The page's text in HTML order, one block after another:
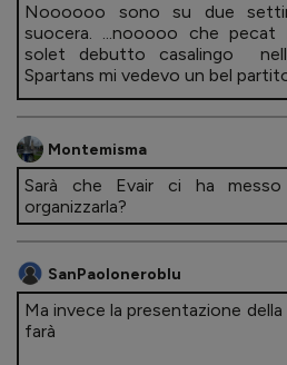
Noooooo sono su due
suocera. ...nooooo che
solet debutto casalingo
Spartans mi vedevo un bel
Montemisma
Sarà che Evair ci ha
organizzarla?
SanPaoloneroblu
Ma invece la presentazione
farà